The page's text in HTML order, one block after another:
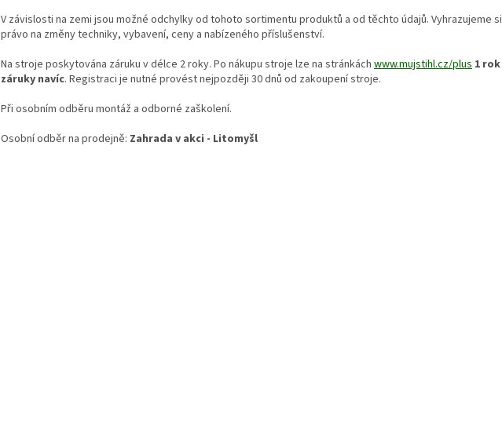
V závislosti na zemi jsou možné odchylky od tohoto sortimentu produktů a od těchto údajů. Vyhrazujeme si
právo na změny techniky, vybavení, ceny a nabízeného příslušenství.
Na stroje poskytována záruku v délce 2 roky. Po nákupu stroje lze na stránkách www.mujstihl.cz/plus 1 rok
záruky navíc. Registraci je nutné provést nejpozději 30 dnů od zakoupení stroje.
Při osobním odběru montáž a odborné zaškolení.
Osobní odběr na prodejně: Zahrada v akci - Litomyšl